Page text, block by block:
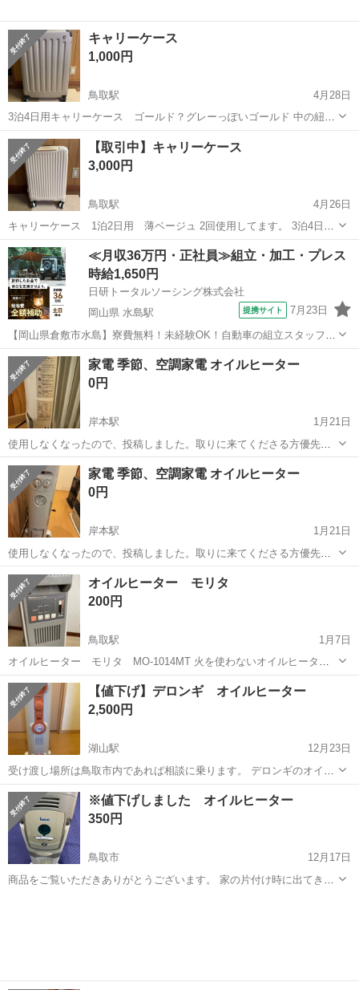
キャリーケース
1,000円
鳥取駅
4月28日
3泊4日用キャリーケース ゴールド？グレーっぽいゴールド 中の紐に
ダメージあります。引っ張れば固定はできます。 持ち手付近にヒビ、
他表面にもダメージあります。
鳥取 鳥取市 鳥取駅 季節、空調家電
【取引中】キャリーケース
3,000円
鳥取駅
4月26日
キャリーケース 1泊2日用 薄ベージュ 2回使用してます。 3泊4日用
のキャリーケースと比較写真あります。
鳥取 鳥取市 鳥取駅 季節、空調家電 空調
≪月収36万円・正社員≫組立・加工・プレス
時給1,650円
日研トータルソーシング株式会社
岡山県 水島駅
提携サイト 7月23日
【岡山県倉敷市水島】寮費無料！未経験OK！自動車の組立スタッフ
《お仕事No.NS0089》 お仕事について 車の組立作業です。専用レール
に乗って流れてくる車の骨組みに、車内外の各部品・ハンドル・足回
り・ドア・シートなどの各...
岡山 倉敷市 水島駅 その他
家電 季節、空調家電 オイルヒーター
0円
岸本駅
1月21日
使用しなくなったので、投稿しました。取りに来てくださる方優先で
お願いします。平日5時半以降、土日は日中。よろしくお願いします。
鳥取 米子市 岸本駅 季節、空調家電
家電 季節、空調家電 オイルヒーター
0円
岸本駅
1月21日
使用しなくなったので、投稿しました。取りに来てくださる方優先で
お願いします。平日5時半以降、土日は日中。よろしくお願いします。
鳥取 米子市 岸本駅 季節、空調家電
オイルヒーター モリタ
200円
鳥取駅
1月7日
オイルヒーター モリタ MO-1014MT 火を使わないオイルヒーター
いかがでしょうか？ ズボンなどをかける枠が付いています。 タイマー
付き。 米子市内で受け渡し可能な方。
鳥取 米子市 鳥取駅 季節、空調家電 モリタ
【値下げ】デロンギ オイルヒーター
2,500円
湖山駅
12月23日
受け渡し場所は鳥取市内であれば相談に乗ります。 デロンギのオイル
ヒーター JR0812 ①空気を汚さない ②オイル交換不要 ③運転音が静か
・電力切替でムダなく ・タイマーが便利 ・発火事故を防ぐ ・安全プ
ラグ ・転...
鳥取 鳥取市 湖山駅 季節、空調家電 デロンギ
※値下げしました オイルヒーター
350円
鳥取市
12月17日
商品をご覧いただきありがとうございます。 家の片付け時に出てきた